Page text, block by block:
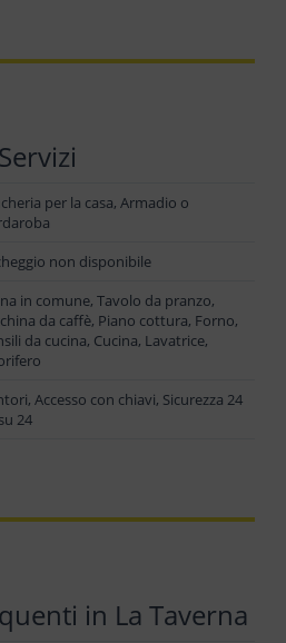
Servizi
per la casa, Armadio o
non disponibile
in comune, Tavolo da pranzo,
da caffè, Piano cottura, Forno,
da cucina, Cucina, Lavatrice,
Accesso con chiavi, Sicurezza 24
24
in La Taverna